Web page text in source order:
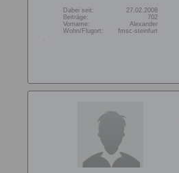
Dabei seit:
27.02.2008
Beiträge:
702
Vorname:
Alexander
Wohn/Flugort:
fmsc-steinfurt